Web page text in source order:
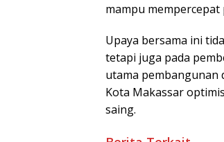
mampu
Upaya bersama ini
tetapi juga pada
utama pembangunan
Kota Makassar
saing.